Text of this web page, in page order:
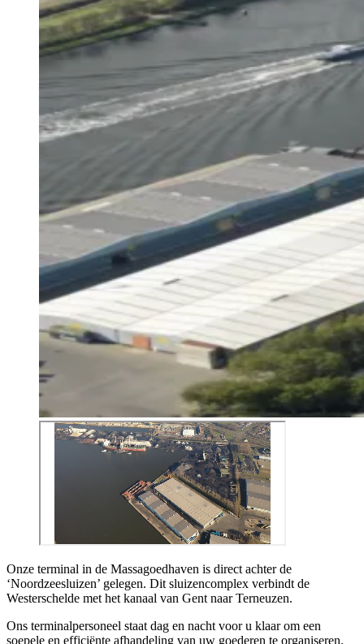
Onze terminal in de Massagoedhaven is direct achter de
‘Noordzeesluizen’ gelegen. Dit sluizencomplex verbindt de
Westerschelde met het kanaal van Gent naar Terneuzen.
Ons terminalpersoneel staat dag en nacht voor u klaar om een
soepele en efficiënte afhandeling van uw goederen te organiseren.